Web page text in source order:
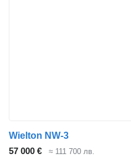
Wielton NW-3
57 000 €
≈ 111 700 лв.